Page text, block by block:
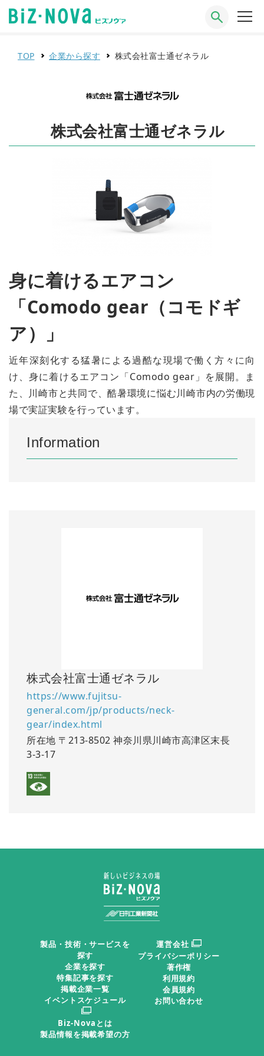
TOP 企業から探す 株式会社富士通ゼネラル
株式会社富士通ゼネラル
身に着けるエアコン
「Comodo gear（コモドギ
ア）」
近年深刻化する猛暑による過酷な現場で働く方々に向
け、身に着けるエアコン「Comodo gear」を展開。ま
た、川崎市と共同で、酷暑環境に悩む川崎市内の労働現
場で実証実験を行っています。
Information
株式会社富士通ゼネラル
https://www.fujitsu-
general.com/jp/products/neck-
gear/index.html
所在地 〒213-8502 神奈川県川崎市高津区末長
3-3-17
製品・技術・サービスを
探す
企業を探す
特集記事を探す
掲載企業一覧
イベントスケジュール
Biz-Novaとは
製品情報を掲載希望の方
運営会社
プライバシーポリシー
著作権
利用規約
会員規約
お問い合わせ